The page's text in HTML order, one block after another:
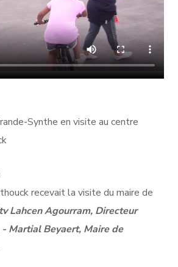
Synthe en visite au centre
recevait la visite du maire de
Lahcen Agourram, Directeur
Martial Beyaert, Maire de